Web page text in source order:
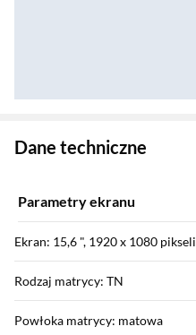
Dane techniczne
Parametry ekranu
Ekran: 15,6 ", 1920 x 1080 pikseli
Rodzaj matrycy: TN
Powłoka matrycy: matowa